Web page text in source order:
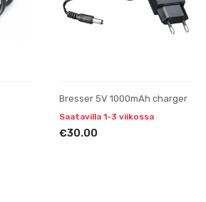
Bresser 5V 1000mAh charger
Saatavilla 1-3 viikossa
€30.00